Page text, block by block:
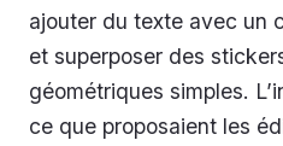
ajouter du texte avec un
et superposer des
géométriques simples.
ce que proposaient les